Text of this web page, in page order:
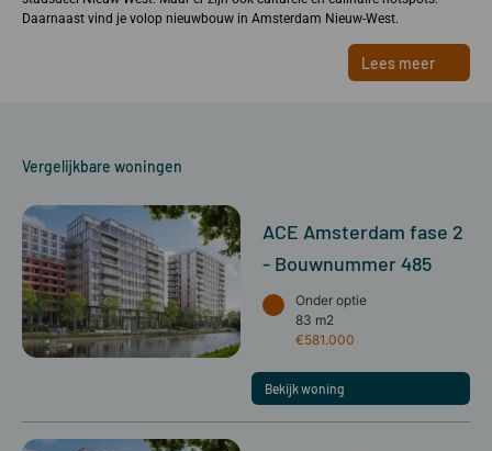
Daarnaast vind je volop nieuwbouw in Amsterdam Nieuw-West.
Lees meer
Vergelijkbare woningen
ACE Amsterdam fase 2
- Bouwnummer 485
Onder optie
83 m2
€581.000
Bekijk woning